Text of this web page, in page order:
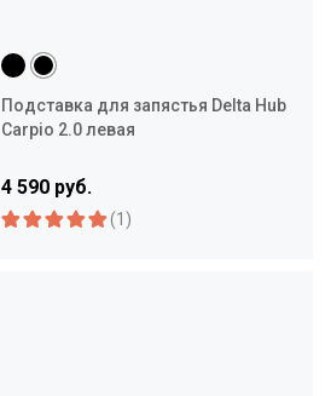
Подставка для запястья Delta Hub
Carpio 2.0 левая
4 590 руб.
(1)